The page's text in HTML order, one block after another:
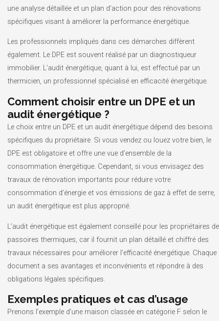
une analyse détaillée et un plan d’action pour des rénovations
spécifiques visant à améliorer la performance énergétique.
Les professionnels impliqués dans ces démarches diffèrent
également. Le DPE est souvent réalisé par un diagnostiqueur
immobilier. L’audit énergétique, quant à lui, est effectué par un
thermicien, un professionnel spécialisé en efficacité énergétique.
Comment choisir entre un DPE et un
audit énergétique ?
Le choix entre un DPE et un audit énergétique dépend des besoins
spécifiques du propriétaire. Si vous vendez ou louez votre bien, le
DPE est obligatoire et offre une vue d’ensemble de la
consommation énergétique. Cependant, si vous envisagez des
travaux de rénovation importants pour réduire votre
consommation d’énergie et vos émissions de gaz à effet de serre,
un audit énergétique est plus approprié.
L’audit énergétique est également conseillé pour les propriétaires de
passoires thermiques, car il fournit un plan détaillé et chiffré des
travaux nécessaires pour améliorer l’efficacité énergétique. Chaque
document a ses avantages et inconvénients et répondre à des
obligations légales spécifiques.
Exemples pratiques et cas d’usage
Prenons l’exemple d’une maison classée en catégorie F selon le